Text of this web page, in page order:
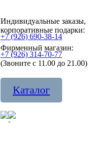
Индивидуальные заказы,
корпоративные подарки:
+7 (926) 690-38-14
Фирменный магазин:
+7 (926) 314-70-77
(Звоните с 11.00 до 21.00)
Каталог